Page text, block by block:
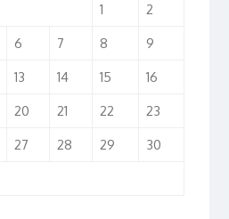
1
2
6 7 8
9
13 14 15
16
20 21 22
23
27 28 29
30